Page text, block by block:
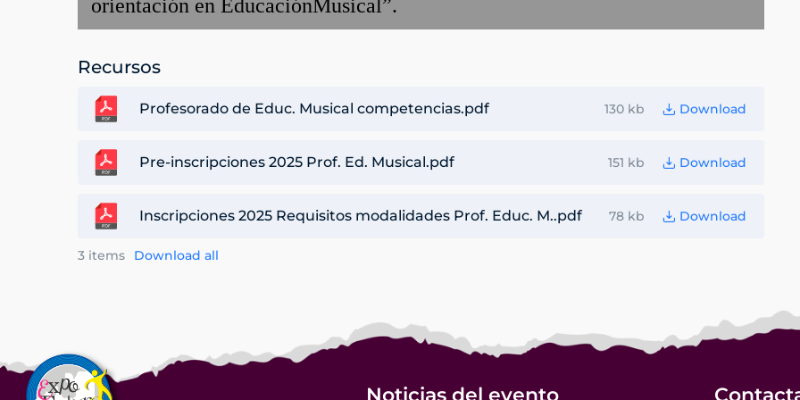
orientación en EducaciónMusical ”.
Recursos
Profesorado de Educ. Musical competencias.pdf 130 kb Download
Pre-inscripciones 2025 Prof. Ed. Musical.pdf 151 kb Download
Inscripciones 2025 Requisitos modalidades Prof. Educ. M..pdf 78 kb Download
3 items Download all
Noticias del evento